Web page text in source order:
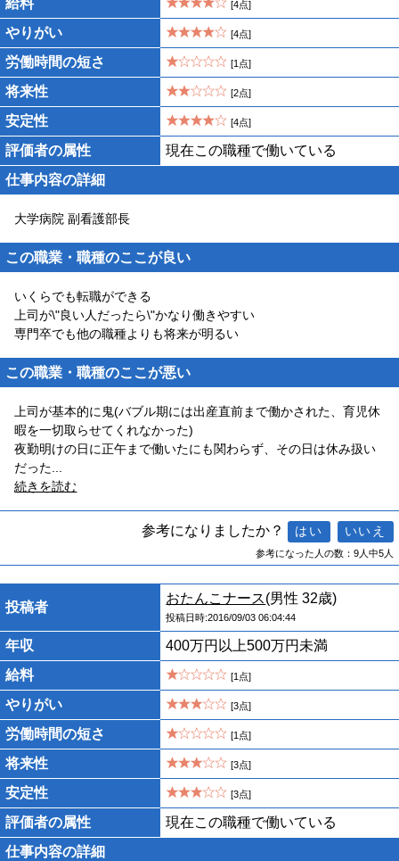
給料 [4点]
やりがい [4点]
労働時間の短さ [1点]
将来性 [2点]
安定性 [4点]
評価者の属性
現在この職種で働いている
仕事内容の詳細
大学病院 副看護部長
この職業・職種のここが良い
いくらでも転職ができる
上司が\"良い人だったら\"かなり働きやすい
専門卒でも他の職種よりも将来が明るい
この職業・職種のここが悪い
上司が基本的に鬼(バブル期には出産直前まで働かされた、育児休
暇を一切取らせてくれなかった)
夜勤明けの日に正午まで働いたにも関わらず、その日は休み扱い
だった
続きを読む
参考になりましたか？
参考になった人の数：9人中5人
投稿者
おたんこナース(男性 32歳)
投稿日時:2016/09/03 06:04:44
年収
400万円以上500万円未満
給料
[1点]
やりがい [3点]
労働時間の短さ [1点]
将来性 [3点]
安定性 [3点]
評価者の属性
現在この職種で働いている
仕事内容の詳細